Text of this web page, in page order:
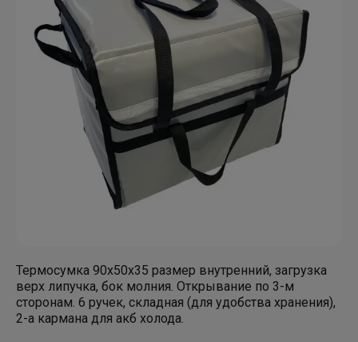
Термосумка 90х50х35 размер внутренний, загрузка
верх липучка, бок молния. Открывание по 3-м
сторонам. 6 ручек, складная (для удобства хранения),
2-а кармана для акб холода.